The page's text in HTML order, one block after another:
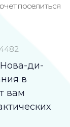
поселиться
ди-
в
вам